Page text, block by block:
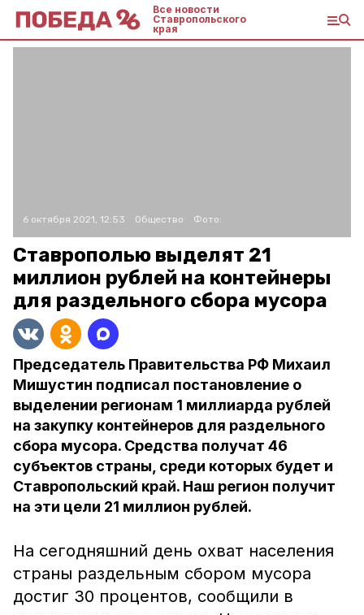
Все новости
Ставропольского
края
6 октября 2021, 12:53 Общество Фото:
Ставрополью выделят 21
миллион рублей на контейнеры
для раздельного сбора мусора
Председатель Правительства РФ Михаил
Мишустин подписал постановление о
выделении регионам 1 миллиарда рублей
на закупку контейнеров для раздельного
сбора мусора. Средства получат 46
субъектов страны, среди которых будет и
Ставропольский край. Наш регион получит
на эти цели 21 миллион рублей.
На сегодняшний день охват населения
страны раздельным сбором мусора
достиг 30 процентов, сообщили в